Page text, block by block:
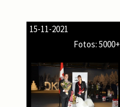
15-11-2021
Fotos: 5000+